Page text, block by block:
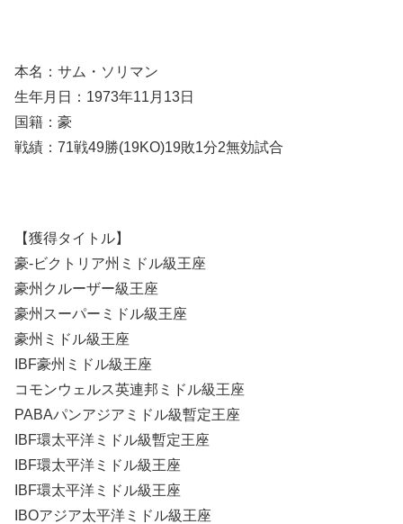
本名：サム・ソリマン
生年月日：1973年11月13日
国籍：豪
戦績：71戦49勝(19KO)19敗1分2無効試合
【獲得タイトル】
豪-ビクトリア州ミドル級王座
豪州クルーザー級王座
豪州スーパーミドル級王座
豪州ミドル級王座
IBF豪州ミドル級王座
コモンウェルス英連邦ミドル級王座
PABAパンアジアミドル級暫定王座
IBF環太平洋ミドル級暫定王座
IBF環太平洋ミドル級王座
IBF環太平洋ミドル級王座
IBOアジア太平洋ミドル級王座